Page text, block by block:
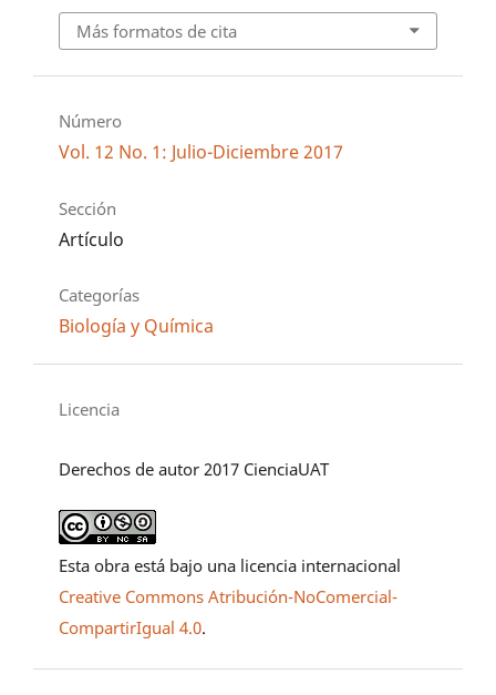
Más formatos de cita
Número
Vol. 12 No. 1: Julio-Diciembre 2017
Sección
Artículo
Categorías
Biología y Química
Licencia
Derechos de autor 2017 CienciaUAT
Esta obra está bajo una licencia internacional
Creative Commons Atribución-NoComercial-
CompartirIgual 4.0.